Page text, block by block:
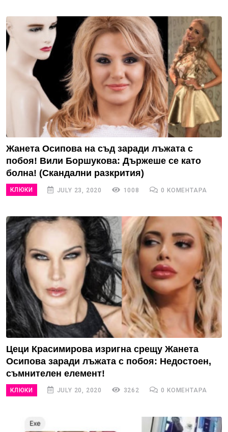
Жанета Осипова на съд заради лъжата с
побоя! Вили Боршукова: Държеше се като
болна! (Скандални разкрития)
КЛЮКИ JULY 23, 2020 1008 0 КОМЕНТАРА
Цеци Красимирова изригна срещу Жанета
Осипова заради лъжата с побоя: Недостоен,
съмнителен елемент!
КЛЮКИ JULY 20, 2020 3262 0 КОМЕНТАРА